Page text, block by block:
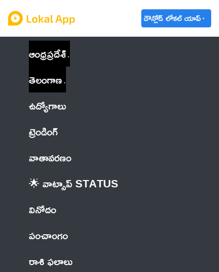
డౌన్లోడ్ లోకల్ యాప్
ఆంధ్రప్రదేశ్
తెలంగాణ
ఉద్యోగాలు
ట్రెండింగ్
వాతావరణం
🌟 వాట్సాప్ STATUS
వినోదం
పంచాంగం
రాశి ఫలాలు